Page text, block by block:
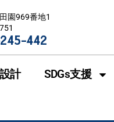
園969番地1
442
計 SDGs支援